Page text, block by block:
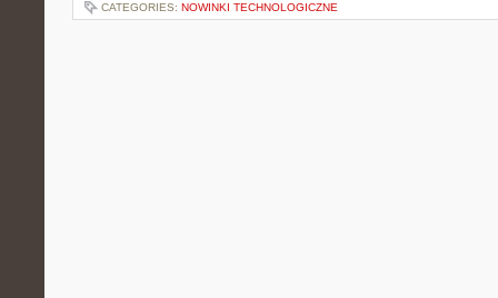
CATEGORIES: NOWINKI TECHNOLOGICZNE